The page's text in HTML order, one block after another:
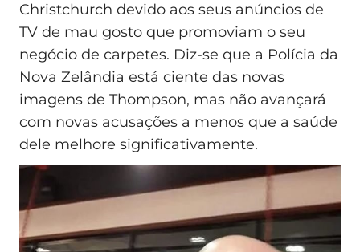
Christchurch devido aos seus anúncios de
TV de mau gosto que promoviam o seu
negócio de carpetes. Diz-se que a Polícia da
Nova Zelândia está ciente das novas
imagens de Thompson, mas não avançará
com novas acusações a menos que a saúde
dele melhore significativamente.